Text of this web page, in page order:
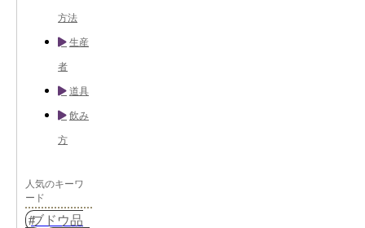
方法
生産
者
道具
飲み
方
人気のキーワ
ード
ブドウ品